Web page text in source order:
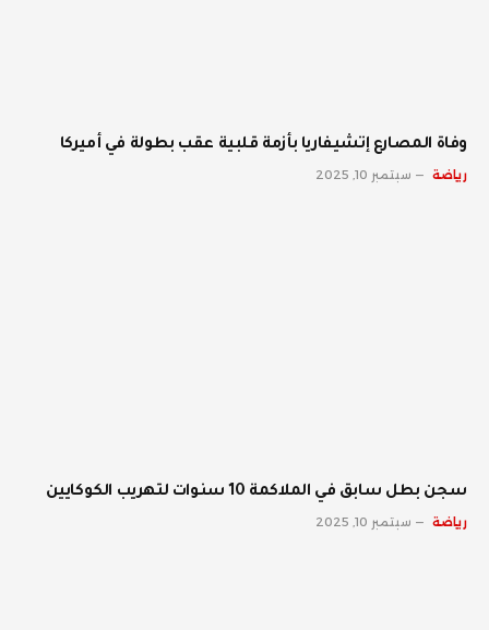
وفاة المصارع إتشيفاريا بأزمة قلبية عقب بطولة في أميركا
رياضة سبتمبر 10, 2025
سجن بطل سابق في الملاكمة 10 سنوات لتهريب الكوكايين
رياضة سبتمبر 10, 2025